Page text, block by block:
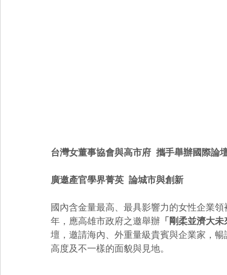
台灣女董事協會與高市府  攜手舉辦國際論
廣邀產官學界菁英  論城市與創新
國內含金量最高、最具影響力的女性企業
年，應高雄市政府之邀舉辦 「剛柔並濟大
壇，邀請海內、外重量級貴賓與企業家，
高度及不一樣的面貌與見地。